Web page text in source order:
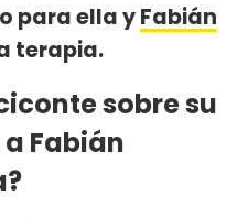
para ella yFabián
terapia.
sobre su
Fabián